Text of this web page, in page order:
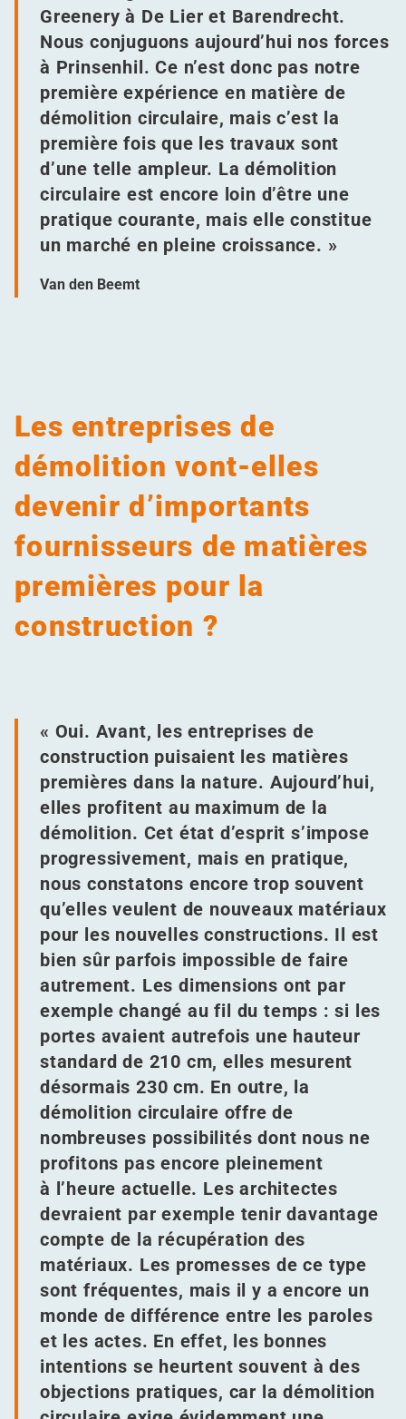
Greenery à De Lier et Barendrecht.
Nous conjuguons aujourd’hui nos forces
à Prinsenhil. Ce n’est donc pas notre
première expérience en matière de
démolition circulaire, mais c’est la
première fois que les travaux sont
d’une telle ampleur. La démolition
circulaire est encore loin d’être une
pratique courante, mais elle constitue
un marché en pleine croissance. »
Van den Beemt
Les entreprises de
démolition vont-elles
devenir d’importants
fournisseurs de matières
premières pour la
construction ?
« Oui. Avant, les entreprises de
construction puisaient les matières
premières dans la nature. Aujourd’hui,
elles profitent au maximum de la
démolition. Cet état d’esprit s’impose
progressivement, mais en pratique,
nous constatons encore trop souvent
qu’elles veulent de nouveaux matériaux
pour les nouvelles constructions. Il est
bien sûr parfois impossible de faire
autrement. Les dimensions ont par
exemple changé au fil du temps : si les
portes avaient autrefois une hauteur
standard de 210 cm, elles mesurent
désormais 230 cm. En outre, la
démolition circulaire offre de
nombreuses possibilités dont nous ne
profitons pas encore pleinement
à l’heure actuelle. Les architectes
devraient par exemple tenir davantage
compte de la récupération des
matériaux. Les promesses de ce type
sont fréquentes, mais il y a encore un
monde de différence entre les paroles
et les actes. En effet, les bonnes
intentions se heurtent souvent à des
objections pratiques, car la démolition